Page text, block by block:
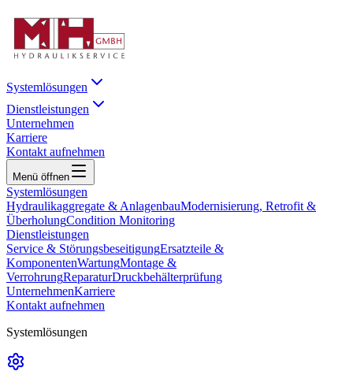
Systemlösungen
Dienstleistungen
Unternehmen
Karriere
Kontakt aufnehmen
Menü öffnen
Systemlösungen
Hydraulikaggregate & AnlagenbauModernisierung, Retrofit &
ÜberholungCondition Monitoring
Dienstleistungen
Service & StörungsbeseitigungErsatzteile &
KomponentenWartungMontage &
VerrohrungReparaturDruckbehälterprüfung
UnternehmenKarriere
Kontakt aufnehmen
Systemlösungen